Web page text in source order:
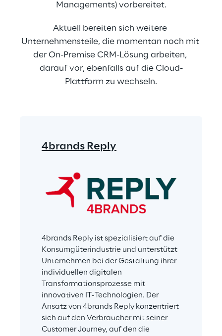
Managements) vorbereitet.
Aktuell bereiten sich weitere
Unternehmensteile, die momentan noch mit
der On-Premise CRM-Lösung arbeiten,
darauf vor, ebenfalls auf die Cloud-
Plattform zu wechseln.
4brands Reply
4brands Reply ist spezialisiert auf die
Konsumgüterindustrie und unterstützt
Unternehmen bei der Gestaltung ihrer
individuellen digitalen
Transformationsprozesse mit
innovativen IT-Technologien. Der
Ansatz von 4brands Reply konzentriert
sich auf den Verbraucher mit seiner
Customer Journey, auf den die